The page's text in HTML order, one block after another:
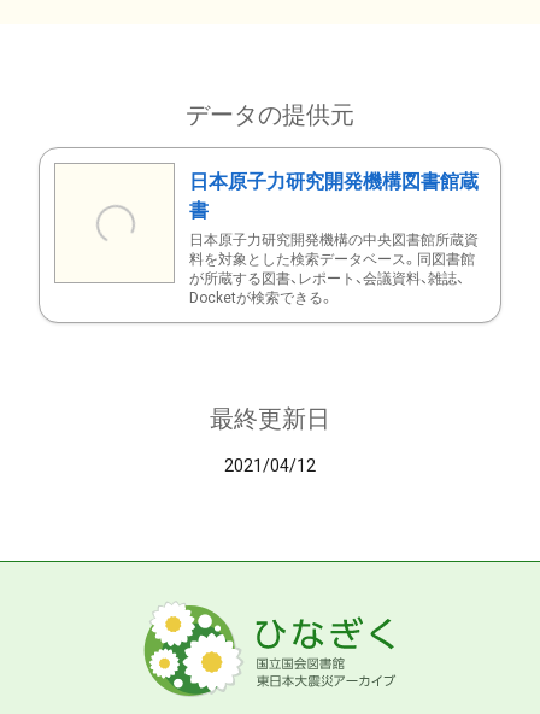
データの提供元
日本原子力研究開発機構図書館蔵
書
日本原子力研究開発機構の中央図書館所蔵資
料を対象とした検索データベース。同図書館
が所蔵する図書、レポート、会議資料、雑誌、
Docketが検索できる。
最終更新日
2021/04/12